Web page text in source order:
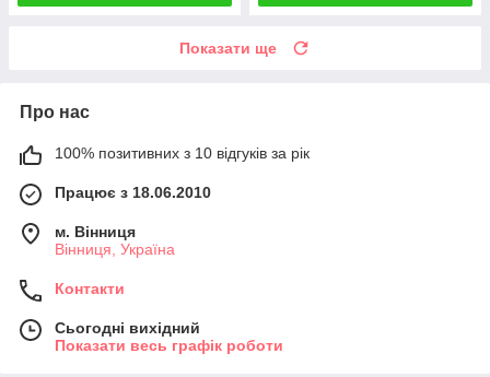
Показати ще
Про нас
100% позитивних з 10 відгуків за рік
Працює з 18.06.2010
м. Вінниця
Вінниця, Україна
Контакти
Сьогодні вихідний
Показати весь графік роботи